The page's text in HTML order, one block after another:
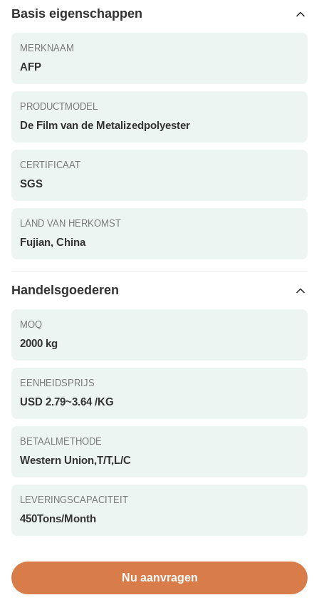
Basis eigenschappen
MERKNAAM
AFP
PRODUCTMODEL
De Film van de Metalizedpolyester
CERTIFICAAT
SGS
LAND VAN HERKOMST
Fujian, China
Handelsgoederen
MOQ
2000 kg
EENHEIDSPRIJS
USD 2.79~3.64 /KG
BETAALMETHODE
Western Union,T/T,L/C
LEVERINGSCAPACITEIT
450Tons/Month
Nu aanvragen